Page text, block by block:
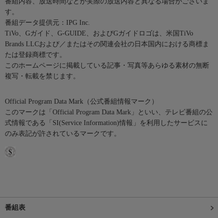
す。
番組データ提供元：IPG Inc.
TiVo、Gガイド、G-GUIDE、およびGガイドロゴは、米国TiVo
Brands LLCおよび／またはその関連会社の日本国内における商標ま
たは登録商標です。
このホームページに掲載している記事・写真等あらゆる素材の無断
複写・転載を禁じます。
Official Program Data Mark（公式番組情報マーク）
このマークは「Official Program Data Mark」といい、テレビ番組の公
式情報である「SI(Service Information)情報」を利用したサービスに
のみ表記が許されているマークです。
番組表